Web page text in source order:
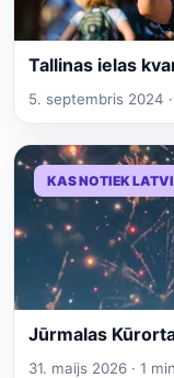
Tallinas ielas
5. septembris 2024
KAS NOTIEK
Jūrmalas
31. maijs 2026 · 1 min